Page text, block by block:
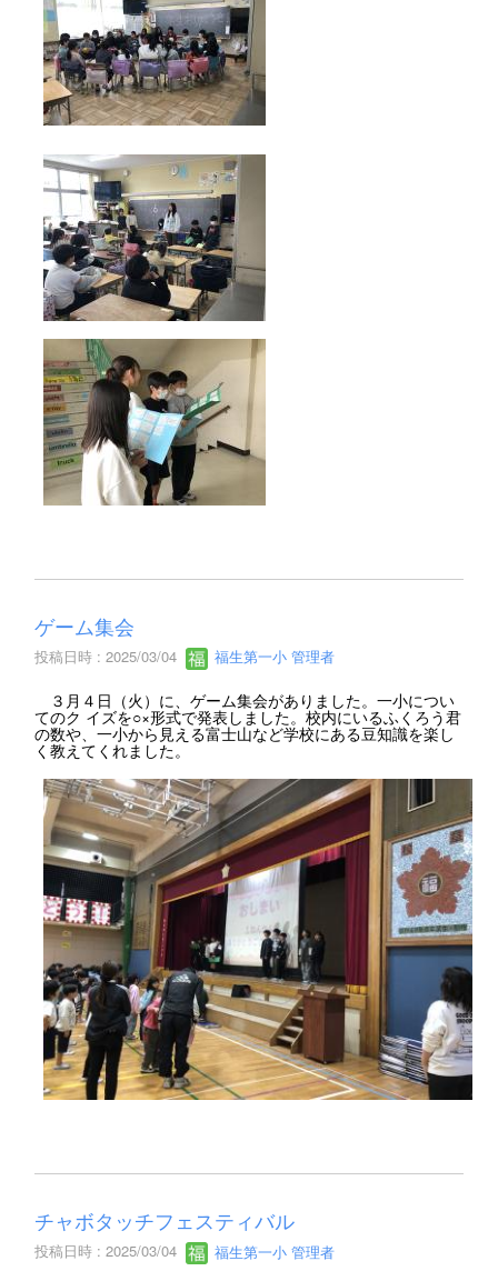
ゲーム集会
投稿日時 : 2025/03/04 福生第一小 管理者
３月４日（火）に、ゲーム集会がありました。一小につい
てのク イズを○×形式で発表しました。校内にいるふくろう君
の数や、一小から見える富士山など学校にある豆知識を楽し
く教えてくれました。
チャボタッチフェスティバル
投稿日時 : 2025/03/04 福生第一小 管理者